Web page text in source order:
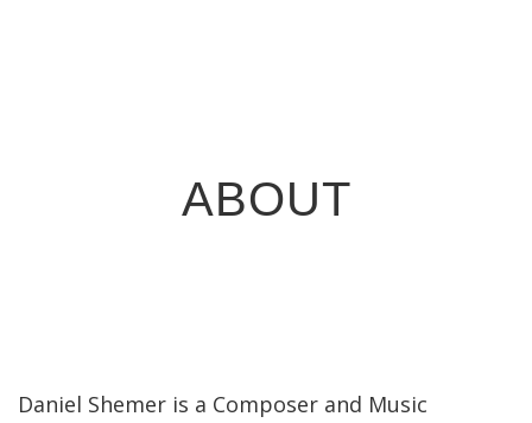
ABOUT
Daniel Shemer is a Composer and Music